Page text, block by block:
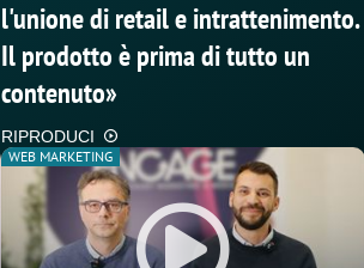
l'unione di retail e intrattenimento.
Il prodotto è prima di tutto un
contenuto»
RIPRODUCI
WEB MARKETING